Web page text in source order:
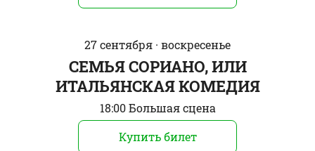
27 сентября · воскресенье
СЕМЬЯ СОРИАНО, ИЛИ
ИТАЛЬЯНСКАЯ КОМЕДИЯ
18:00 Большая сцена
Купить билет